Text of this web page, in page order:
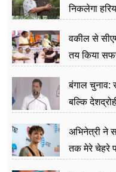
निकलेगा
वकील से
तय किया
बंगाल चुनाव:
बल्कि
अभिनेत्री ने
तक मेरे चेहरे